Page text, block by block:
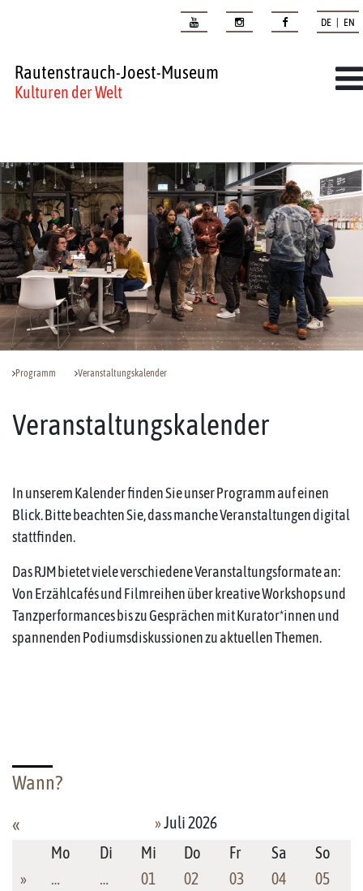
DE | EN
Rautenstrauch-Joest-Museum
Kulturen der Welt
Programm Veranstaltungskalender
Veranstaltungskalender
In unserem Kalender finden Sie unser Programm auf einen
Blick. Bitte beachten Sie, dass manche Veranstaltungen digital
stattfinden.
Das RJM bietet viele verschiedene Veranstaltungsformate an:
Von Erzählcafés und Filmreihen über kreative Workshops und
Tanzperformances bis zu Gesprächen mit Kurator*innen und
spannenden Podiumsdiskussionen zu aktuellen Themen.
Wann?
»
«
Juli 2026
Mo
Di Mi Do Fr Sa
So
»
… … 01 02 03 04
05